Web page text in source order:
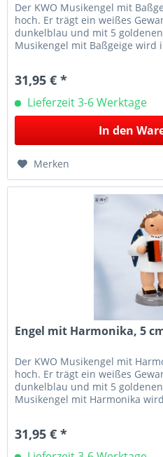
Der KWO Musikengel mit
hoch. Er trägt ein weißes
dunkelblau und mit 5
Musikengel mit Baßgeige
31,95 € *
Lieferzeit 3-6 Werktage
In den
Merken
Engel mit Harmonika, 5
Der KWO Musikengel mit
hoch. Er trägt ein weißes
dunkelblau und mit 5
Musikengel mit Harmonika
31,95 € *